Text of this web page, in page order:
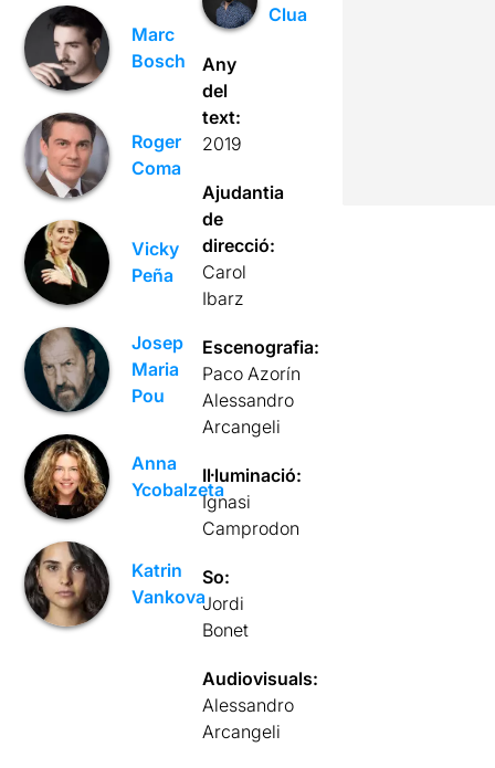
Marc
Bosch
Roger
Coma
Vicky
Peña
Josep
Maria
Pou
Anna
Ycobalzeta
Katrin
Vankova
Clua
Any
del
text:
2019
Ajudantia
de
direcció:
Carol
Ibarz
Escenografia:
Paco Azorín
Alessandro
Arcangeli
Il·luminació:
Ignasi
Camprodon
So:
Jordi
Bonet
Audiovisuals:
Alessandro
Arcangeli